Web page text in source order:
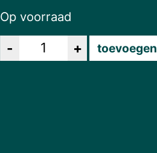
Op voorraad
Aantal